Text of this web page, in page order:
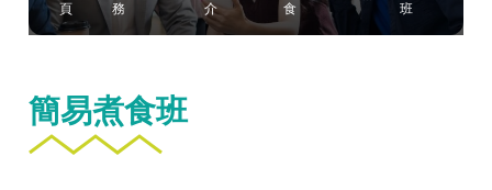
頁
務
介
食
班
簡易煮食班